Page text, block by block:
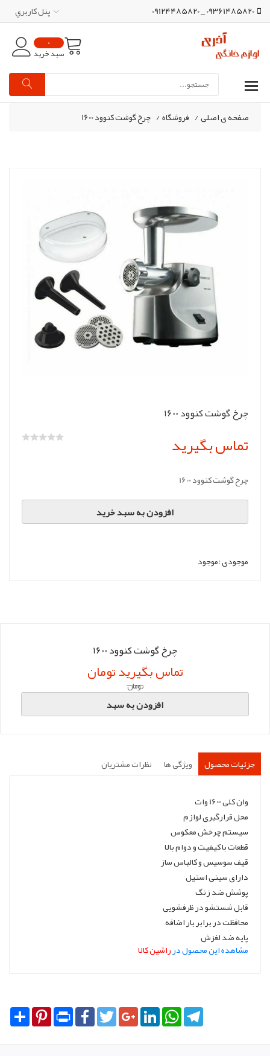
09361485820 _ 09124485820 پنل کاربري
0
سبد خرید
صفحه ی اصلی/ فروشگاه/ چرخ گوشت کنوود 1600
چرخ گوشت کنوود 1600
تماس بگیرید
چرخ گوشت کنوود 1600
افزودن به سبد خرید
موجودی :موجود
چرخ گوشت کنوود 1600
تماس بگیرید تومان
تومان
افزودن به سبد
جزئیات محصول ویژگی ها نظرات مشتریان
وان کلی 1600 وات
محل قرارگیری لوازم
سيستم چرخش معکوس
قطعات با کیفیت و دوام بالا
قیف سوسیس و کالباس ساز
دارای سینی استیل
پوشش ضد زنگ
قابل شستشو در ظرفشویی
محافظت در برابر بار اضافه
پایه ضد لغزش
مشاهده این محصول درراشین کالا
Share PinterestPrint FacebookTwitterGoogle+LinkedInWhatsApp